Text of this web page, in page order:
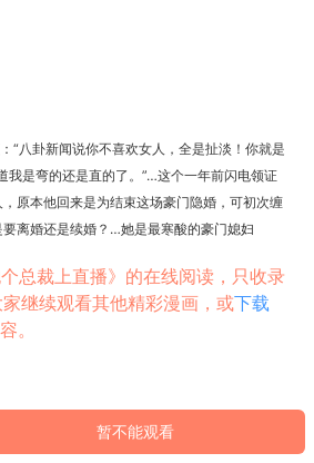
“八卦新闻说你不喜欢女人，全是扯淡！你就是
我是弯的还是直的了。”…这个一年前闪电领证
原本他回来是为结束这场豪门隐婚，可初次缠
离婚还是续婚？…她是最寒酸的豪门媳妇
总裁上直播》的在线阅读，只收录
继续观看其他精彩漫画，或下载
。
暂不能观看